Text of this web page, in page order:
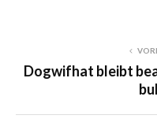
Dogwifhat bleibt